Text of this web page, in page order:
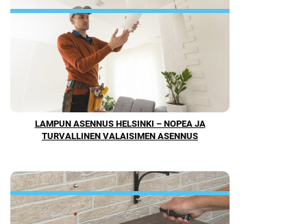
LAMPUN ASENNUS HELSINKI – NOPEA JA
TURVALLINEN VALAISIMEN ASENNUS